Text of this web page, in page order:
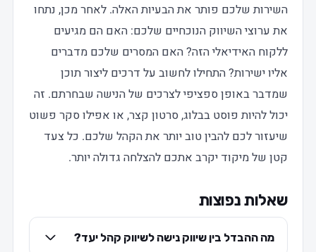
השירות שלכם פותר את הבעיות האלה. לאחר מכן, נתחו
את ערוצי השיווק הנוכחיים שלכם: האם הם מגיעים
ללקוח האידיאלי הזה? האם המסרים שלכם מדברים
אליו ישירות? התחילו לחשוב על דרכים ליצור תוכן
שמדבר באופן ספציפי לצרכים של הנישה שבחרתם. זה
יכול להיות פוסט בבלוג, סרטון קצר, או אפילו סקר פשוט
שיעזור לכם להבין טוב יותר את הקהל שלכם. כל צעד
קטן של מיקוד יקרב אתכם להצלחה גדולה יותר.
שאלות נפוצות
מה ההבדל בין שיווק נישה לשיווק קהל יעד?